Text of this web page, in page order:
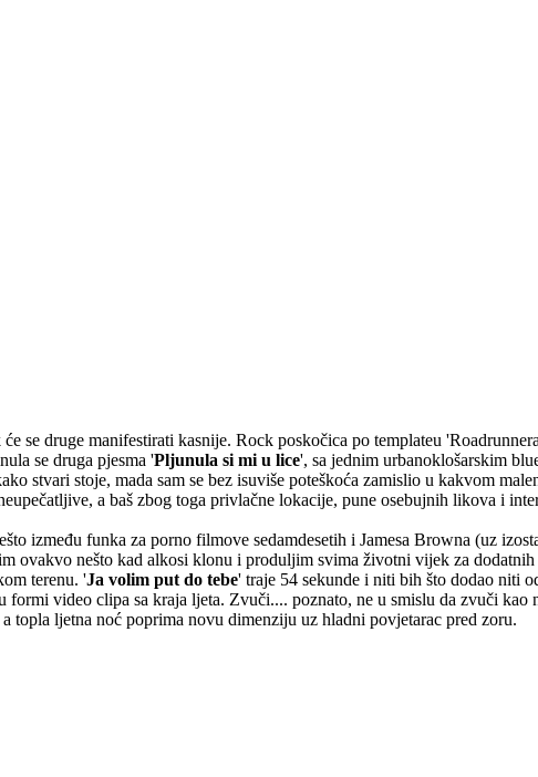
se druge manifestirati kasnije. Rock poskočica po templateu
se druga pjesma 'Pljunula si mi u lice', sa jednim urbanoklošarskim
stvari stoje, mada sam se bez isuviše poteškoća zamislio u kakvom
a baš zbog toga privlačne lokacije, pune osebujnih likova i
između funka za porno filmove sedamdesetih i Jamesa Browna (uz
nešto kad alkosi klonu i produljim svima životni vijek za dodatnih
terenu. 'Ja volim put do tebe' traje 54 sekunde i niti bih što dodao niti
video clipa sa kraja ljeta. Zvuči.... poznato, ne u smislu da zvuči kao
topla ljetna noć poprima novu dimenziju uz hladni povjetarac pred zoru.